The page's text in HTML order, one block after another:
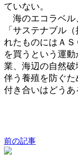
ていない。
海のエコラベル
「サステナブル
れたものにはＡ
を買うという運
業、海辺の自然
伴う養殖を防ぐ
付き合いは
前の記事